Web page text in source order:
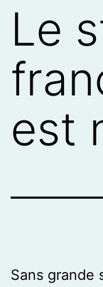
Le
est
Sans grande